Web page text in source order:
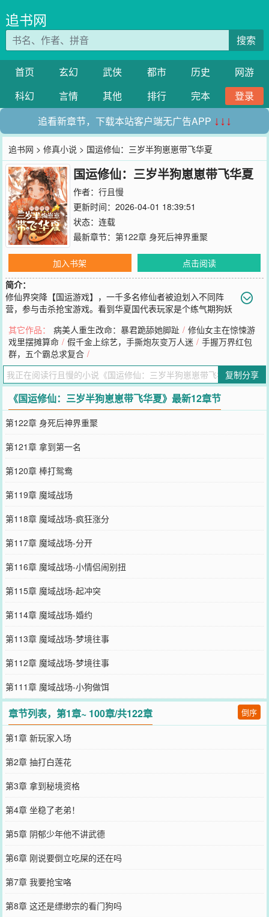
追书网
搜索
首页 玄幻 武侠 都市 历史
网游
科幻
言情 其他 排行 完本
登录
追看新章节，下载本站客户端无广告APP ↓↓↓
追书网 >修真小说 > 国运修仙：三岁半狗崽崽带飞华夏
国运修仙：三岁半狗崽崽带飞华夏
作者： 行且慢
更新时间：2026-04-01 18:39:51
状态：连载
最新章节： 第122章 身死后神界重聚
加入书架
点击阅读
简介：
修仙界突降【国运游戏】，一千多名修仙者被迫划入不同阵
营，参与击杀抢宝游戏。看到华夏国代表玩家是个练气期狗妖
输好吧，死得痛快些！】可他们不知道，狗妖有上古神兽血脉，耳朵
能听机缘波动，鼻子能千里追踪神器味道。于是画风逐渐离谱。米字
国修仙高手在秘境厮杀抢宝吸引火力，狗妖偷偷带着小团队在粪坑里
淘神农鼎。脚盆国高手跪地伏拜求神兽凤凰赐护心羽至宝，狗妖小团
队转头掏了鸟窝煮凤凰蛋羹吃到打嗝。八国阵营修士跳脚怒骂她是老
六不厚道，可爱的萌娃微微一笑，小手一插，舌战群儒将人骂哭，还
随手召唤神族大能帮她打架！讲道理，大家都在修仙界扯头花，你随
手抓一堆神族下凡帮你打架我们是真的会生气的！本书又名#老六今天
也在抢机缘、#今天也在薅秃修仙界养部落、#国服喷子在修仙界喷杀
天之骄子
您要是觉得《国运修仙：三岁半狗崽崽带飞华夏
忘记向您QQ群和微博微信里的朋友推荐哦！
其它作品： 病美人重生改命：暴君跪舔她脚趾 / 修仙女主在惊悚游
戏里摆摊算命 / 假千金上综艺，手撕炮灰变万人迷 / 手握万界红包
群，五个霸总求复合 /
复制分享
《国运修仙：三岁半狗崽崽带飞华夏》最新12章节
第122章 身死后神界重聚
第121章 拿到第一名
第120章 棒打鸳鸯
第119章 魔域战场
第118章 魔域战场-疯狂涨分
第117章 魔域战场-分开
第116章 魔域战场-小情侣闹别扭
第115章 魔域战场-起冲突
第114章 魔域战场-婚约
第113章 魔域战场-梦境往事
第112章 魔域战场-梦境往事
第111章 魔域战场-小狗做饵
章节列表，第1章~ 100章/共122章 倒序
第1章 新玩家入场
第2章 抽打白莲花
第3章 拿到秘境资格
第4章 坐稳了老弟！
第5章 阴郁少年他不讲武德
第6章 刚说要倒立吃屎的还在吗
第7章 我要抢宝咯
第8章 这还是缥缈宗的看门狗吗